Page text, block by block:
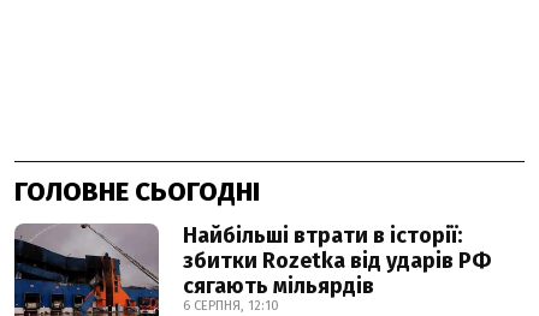
ГОЛОВНЕ СЬОГОДНІ
Найбільші втрати в історії:
збитки Rozetka від ударів РФ
сягають мільярдів
6 СЕРПНЯ, 12:10